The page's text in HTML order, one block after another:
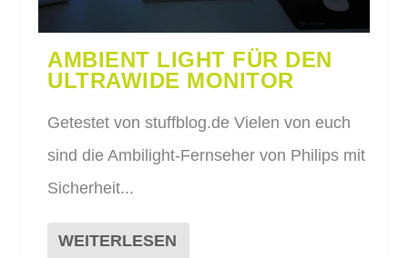
AMBIENT LIGHT FÜR DEN
ULTRAWIDE MONITOR
Getestet von stuffblog.de Vielen von euch
sind die Ambilight-Fernseher von Philips mit
Sicherheit...
WEITERLESEN